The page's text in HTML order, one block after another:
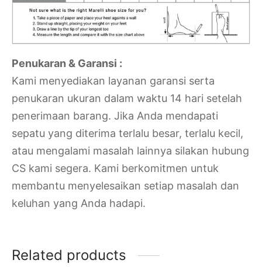
Penukaran & Garansi :
Kami menyediakan layanan garansi serta
penukaran ukuran dalam waktu 14 hari setelah
penerimaan barang. Jika Anda mendapati
sepatu yang diterima terlalu besar, terlalu kecil,
atau mengalami masalah lainnya silakan hubung
CS kami segera. Kami berkomitmen untuk
membantu menyelesaikan setiap masalah dan
keluhan yang Anda hadapi.
Related products